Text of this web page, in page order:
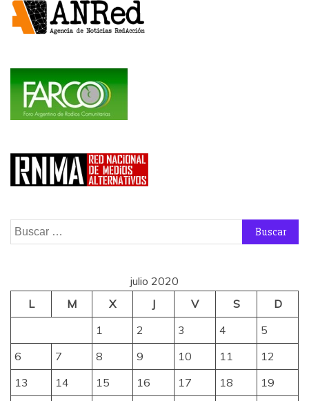
Buscar:
julio 2020
L
M X J V S
D
1
2 3 4
5
6
7 8 9 10 11
12
13
14 15 16 17 18
19